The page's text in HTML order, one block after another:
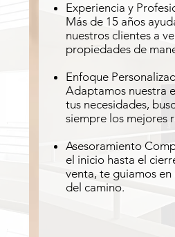
Experiencia y
Más de 15 años
nuestros clientes a
propiedades de
Enfoque
Adaptamos nuestra
tus necesidades,
siempre los mejores
Asesoramiento
el inicio hasta el
venta, te guiamos en
del camino.